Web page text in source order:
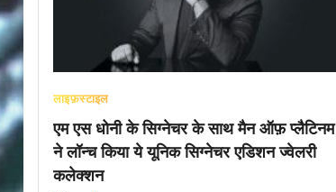
लाइफ़स्टाइल
एम एस धोनी के सिग्नेचर के साथ मैन ऑफ़ प्लैटिनम
ने लॉन्च किया ये यूनिक सिग्नेचर एडिशन ज्वेलरी
कलेक्शन